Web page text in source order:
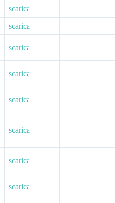
scarica
scarica
scarica
scarica
scarica
scarica
scarica
scarica